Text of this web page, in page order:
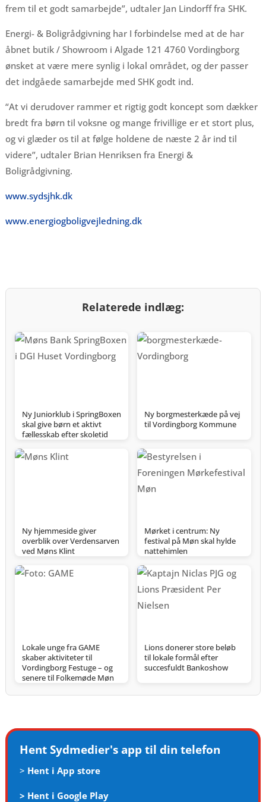
frem til et godt samarbejde”, udtaler Jan Lindorff fra SHK.
Energi- & Boligrådgivning har I forbindelse med at de har
åbnet butik / Showroom i Algade 121 4760 Vordingborg
ønsket at være mere synlig i lokal området, og der passer
det indgåede samarbejde med SHK godt ind.
“At vi derudover rammer et rigtig godt koncept som dækker
bredt fra børn til voksne og mange frivillige er et stort plus,
og vi glæder os til at følge holdene de næste 2 år ind til
videre”, udtaler Brian Henriksen fra Energi &
Boligrådgivning.
www.sydsjhk.dk
www.energiogboligvejledning.dk
Relaterede indlæg:
Ny Juniorklub i SpringBoxen
skal give børn et aktivt
fællesskab efter skoletid
Ny borgmesterkæde på vej
til Vordingborg Kommune
Ny hjemmeside giver
overblik over Verdensarven
ved Møns Klint
Mørket i centrum: Ny
festival på Møn skal hylde
nattehimlen
Lokale unge fra GAME
skaber aktiviteter til
Vordingborg Festuge – og
senere til Folkemøde Møn
Lions donerer store beløb
til lokale formål efter
succesfuldt Bankoshow
Hent Sydmedier's app til din telefon
> Hent i App store
> Hent i Google Play